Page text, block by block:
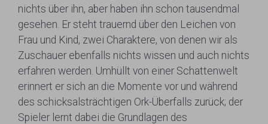
nichts über ihn, aber haben ihn schon tausendmal
gesehen. Er steht trauernd über den Leichen von
Frau und Kind, zwei Charaktere, von denen wir als
Zuschauer ebenfalls nichts wissen und auch nichts
erfahren werden. Umhüllt von einer Schattenwelt
erinnert er sich an die Momente vor und während
des schicksalsträchtigen Ork-Überfalls zurück; der
Spieler lernt dabei die Grundlagen des